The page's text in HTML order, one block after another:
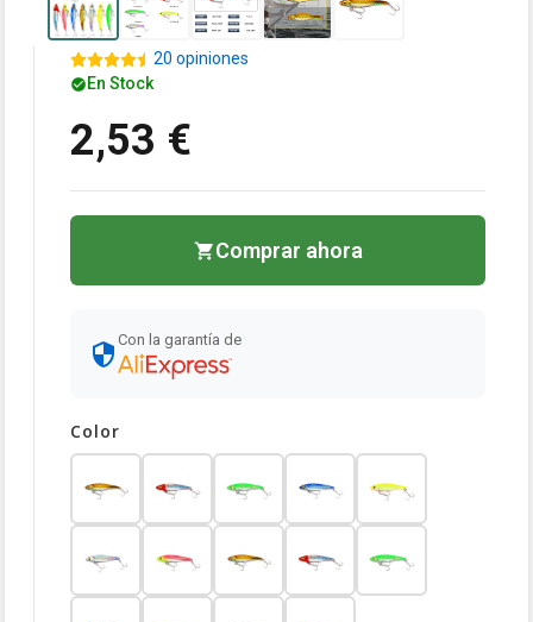
20 opiniones
En Stock
2,53 €
Comprar ahora
Con la garantía de
Color